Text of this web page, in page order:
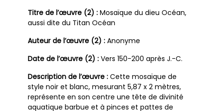
Titre de l’œuvre (2) : Mosaïque du dieu Océan,
aussi dite du Titan Océan
Auteur de l’œuvre (2) : Anonyme
Date de l’œuvre (2) : Vers 150-200 après J.-C.
Description de l’œuvre : Cette mosaïque de
style noir et blanc, mesurant 5,87 x 2 mètres,
représente en son centre une tête de divinité
aquatique barbue et à pinces et pattes de